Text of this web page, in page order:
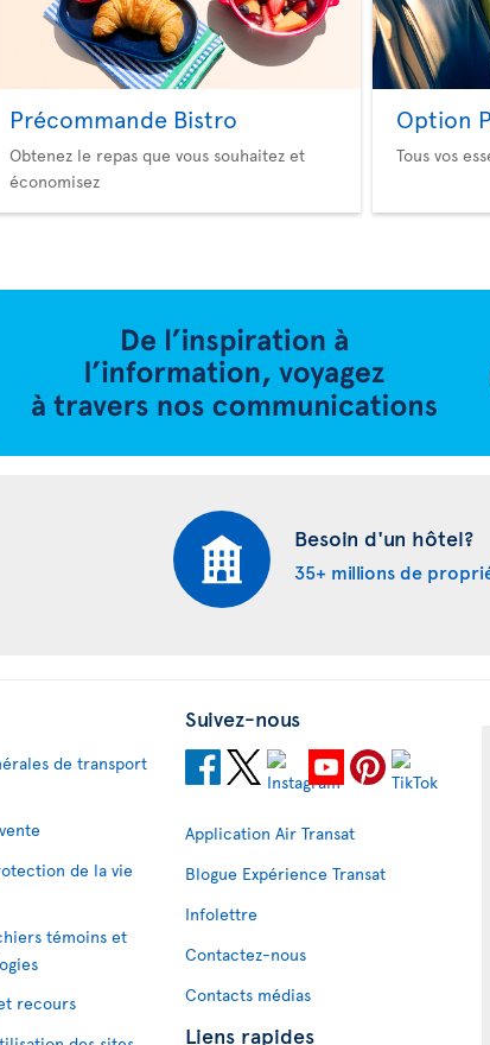
Précommande Bistro
Obtenez le repas que vous souhaitez et
économisez
Option
Tous vos
Besoin d'un hôtel?
35+ millions de
de transport
de la vie
témoins et
recours
Suivez-nous
Application Air Transat
Blogue Expérience Transat
Infolettre
Contactez-nous
Contacts médias
Liens rapides